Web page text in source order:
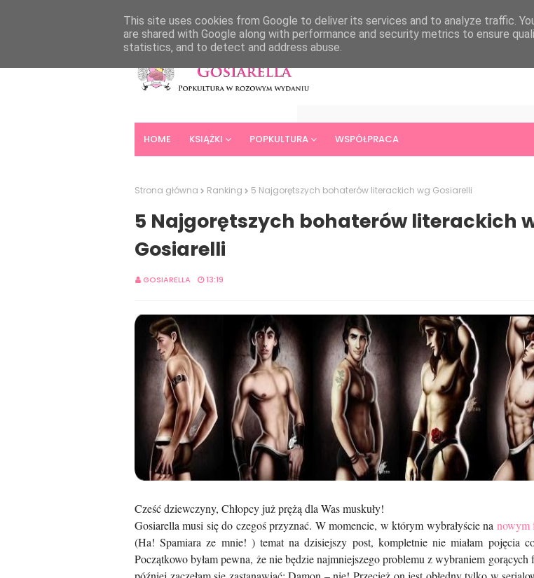
HOME KSIĄŻKI POPKULTURA WSPÓŁPRACA
Strona główna Ranking 5 Najgorętszych bohaterów literackich wg Gosiarelli
5 Najgorętszych bohaterów literackich
Gosiarelli
GOSIARELLA 13:19
Cześć dziewczyny, Chłopcy już prężą dla Was muskuły!
Gosiarella musi się do czegoś przyznać. W momencie, w którym wybrałyście na nowym
(Ha! Spamiara ze mnie! ) temat na dzisiejszy post, kompletnie nie miałam pojęcia
Początkowo byłam pewna, że nie będzie najmniejszego problemu z wybraniem gorących
This site uses cookies from Google to deliver its services and to analyze traffic.
are shared with Google along with performance and security metrics to ensure
statistics, and to detect and address abuse.